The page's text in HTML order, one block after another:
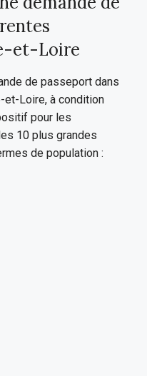
et-Loire
de passeport dans
Loire, à condition
pour les
10 plus grandes
de population :